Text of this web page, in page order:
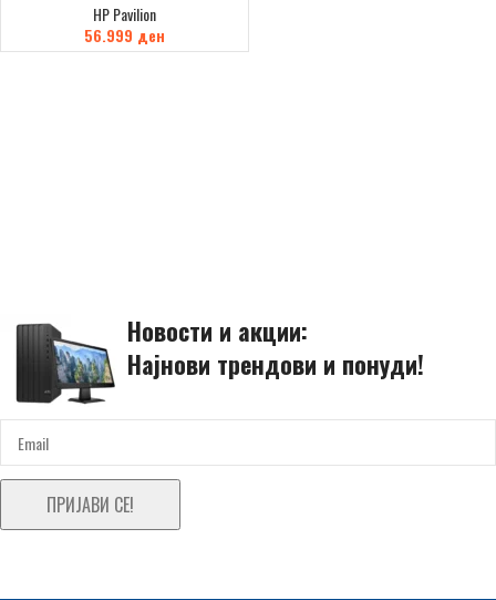
HP Pavilion
56.999 ден
Новости и акции:
Најнови трендови и понуди!
ПРИЈАВИ СЕ!